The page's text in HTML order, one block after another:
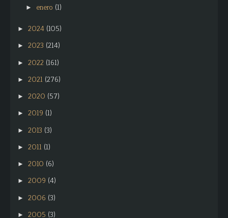
► enero (1)
► 2024 (105)
► 2023 (214)
► 2022 (161)
► 2021 (276)
► 2020 (57)
► 2019 (1)
► 2013 (3)
► 2011 (1)
► 2010 (6)
► 2009 (4)
► 2006 (3)
► 2005 (3)